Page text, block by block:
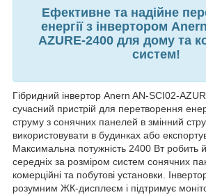
Ефективне та надійне
енергії з інвертором
AZURE-2400 для дому та
систем!
Гібридний інвертор Anern AN-SCI02-
сучасний пристрій для перетворення
струму з сонячних панелей в змінний
використовувати в будинках або
Максимальна потужність 2400 Вт робить
середніх за розміром систем сонячних
комерційні та побутові установки.
розумним ЖК-дисплеєм і підтримує